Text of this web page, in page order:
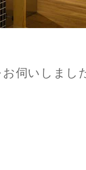
とネイビーのタイルが印象的
伺いしまし